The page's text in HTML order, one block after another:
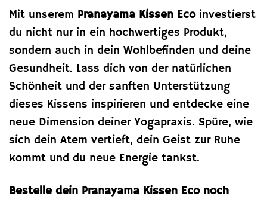
Mit unserem Pranayama Kissen Ecoinvestierst
du nicht nur in ein hochwertiges Produkt,
sondern auch in dein Wohlbefinden und deine
Gesundheit. Lass dich von der natürlichen
Schönheit und der sanften Unterstützung
dieses Kissens inspirieren und entdecke eine
neue Dimension deiner Yogapraxis. Spüre, wie
sich dein Atem vertieft, dein Geist zur Ruhe
kommt und du neue Energie tankst.
Bestelle dein Pranayama Kissen Eco noch